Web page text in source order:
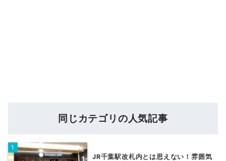
同じカテゴリの人気記事
JR千葉駅改札内とは思えない！雰囲気